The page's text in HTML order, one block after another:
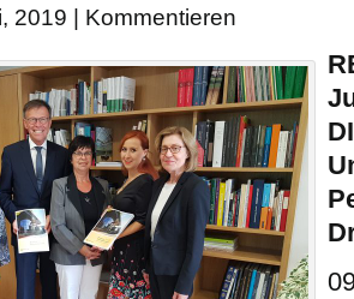
2019 | Kommentieren